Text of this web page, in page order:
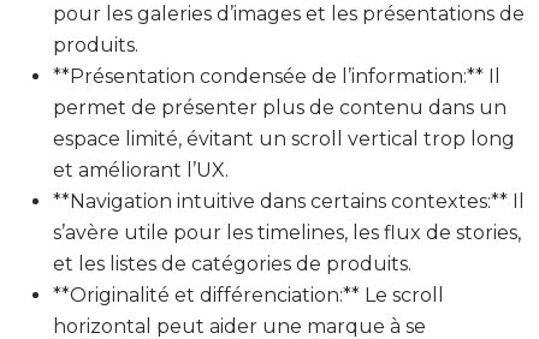
pour les galeries d’images et les présentations de
produits.
**Présentation condensée de l’information:** Il
permet de présenter plus de contenu dans un
espace limité, évitant un scroll vertical trop long
et améliorant l’UX.
**Navigation intuitive dans certains contextes:** Il
s’avère utile pour les timelines, les flux de stories,
et les listes de catégories de produits.
**Originalité et différenciation:** Le scroll
horizontal peut aider une marque à se